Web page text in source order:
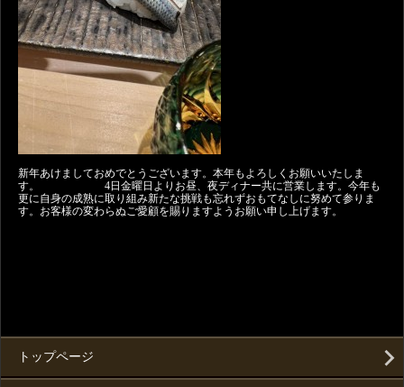
新年あけましておめでとうございます。本年もよろしくお願いいたしま
す。 4日金曜日よりお昼、夜ディナー共に営業します。今年も
更に自身の成熟に取り組み新たな挑戦も忘れずおもてなしに努めて参りま
す。お客様の変わらぬご愛顧を賜りますようお願い申し上げます。
トップページ